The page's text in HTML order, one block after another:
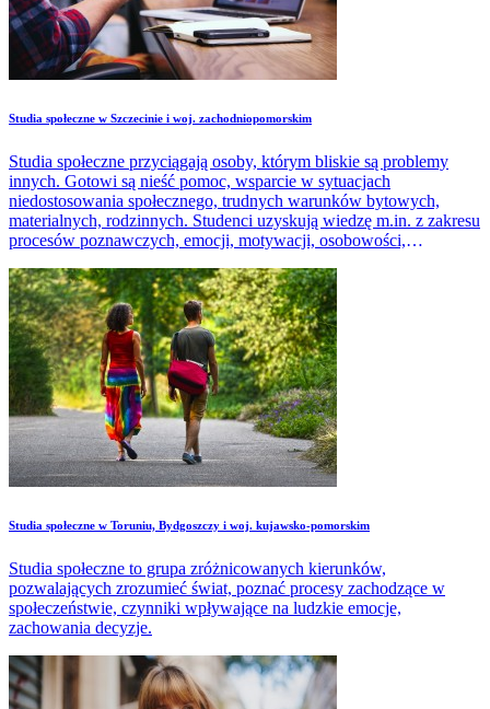
Studia społeczne w Szczecinie i woj. zachodniopomorskim
Studia społeczne przyciągają osoby, którym bliskie są problemy
innych. Gotowi są nieść pomoc, wsparcie w sytuacjach
niedostosowania społecznego, trudnych warunków bytowych,
materialnych, rodzinnych. Studenci uzyskują wiedzę m.in. z zakresu
procesów poznawczych, emocji, motywacji, osobowości,
Studia społeczne w Toruniu, Bydgoszczy i woj. kujawsko-pomorskim
Studia społeczne to grupa zróżnicowanych kierunków,
pozwalających zrozumieć świat, poznać procesy zachodzące w
społeczeństwie, czynniki wpływające na ludzkie emocje,
zachowania decyzje.